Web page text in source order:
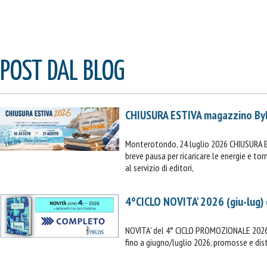
POST DAL BLOG
CHIUSURA ESTIVA magazzino
Monterotondo, 24 luglio 2026 CHIUSURA
breve pausa per ricaricare le energie e
al servizio di editori,
4°CICLO NOVITA' 2026 (giu-
NOVITA' del 4° CICLO PROMOZIONALE
fino a giugno/luglio 2026, promosse e